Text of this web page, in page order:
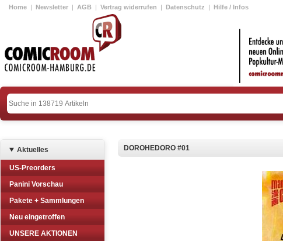
Home | Newsletter | AGB | Vertrag widerrufen | Datenschutz | Hilfe / Infos
Aktuelles
US-Preorders
Panini Vorschau
Pakete + Sammlungen
Neu eingetroffen
UNSERE AKTIONEN
DOROHEDORO #01